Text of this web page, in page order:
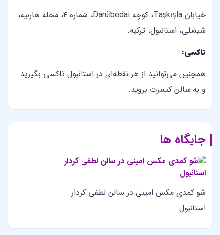
خیابان Taşkışla، کوچه Darülbedai، شماره ۴، محله هاربیه،
شیشلی، استانبول، ترکیه.
تاکسی:
همچنین می‌توانید از هر نقطه‌ای در استانبول تاکسی بگیرید
و به سالن کنسرت بروید.
جایگاه ها
شو کمدی مکس امینی در سالن لطفی کردار
استانبول